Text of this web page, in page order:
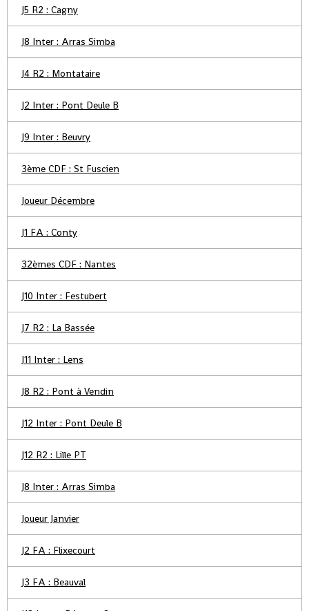
J5 R2 : Cagny
J8 Inter : Arras Simba
J4 R2 : Montataire
J2 Inter : Pont Deule B
J9 Inter : Beuvry
3ème CDF : St Fuscien
Joueur Décembre
J1 FA : Conty
32èmes CDF : Nantes
J10 Inter : Festubert
J7 R2 : La Bassée
J11 Inter : Lens
J8 R2 : Pont à Vendin
J12 Inter : Pont Deule B
J12 R2 : Lille PT
J8 Inter : Arras Simba
Joueur Janvier
J2 FA : Flixecourt
J3 FA : Beauval